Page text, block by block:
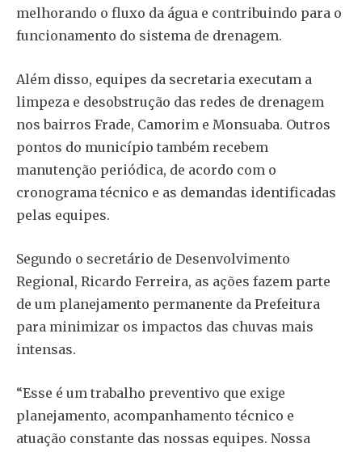
melhorando o fluxo da água e contribuindo para o
funcionamento do sistema de drenagem.
Além disso, equipes da secretaria executam a
limpeza e desobstrução das redes de drenagem
nos bairros Frade, Camorim e Monsuaba. Outros
pontos do município também recebem
manutenção periódica, de acordo com o
cronograma técnico e as demandas identificadas
pelas equipes.
Segundo o secretário de Desenvolvimento
Regional, Ricardo Ferreira, as ações fazem parte
de um planejamento permanente da Prefeitura
para minimizar os impactos das chuvas mais
intensas.
“Esse é um trabalho preventivo que exige
planejamento, acompanhamento técnico e
atuação constante das nossas equipes. Nossa